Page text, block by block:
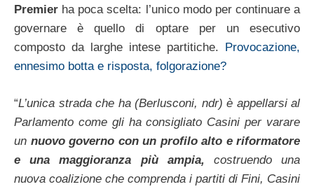
Premier ha poca scelta: l’unico modo per continuare a
governare è quello di optare per un esecutivo
composto da larghe intese partitiche. Provocazione,
ennesimo botta e risposta, folgorazione?
“L’unica strada che ha (Berlusconi, ndr) è appellarsi al
Parlamento come gli ha consigliato Casini per varare
un nuovo governo con un profilo alto e riformatore
e una maggioranza più ampia, costruendo una
nuova coalizione che comprenda i partiti di Fini, Casini